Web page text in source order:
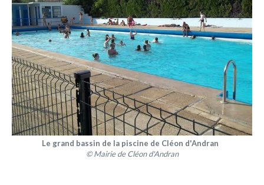
Le grand bassin de la piscine de Cléon d'Andran
© Mairie de Cléon d'Andran